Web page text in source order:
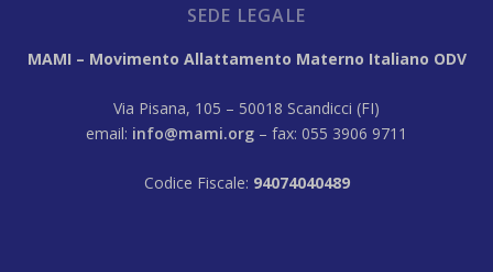
SEDE LEGALE
MAMI – Movimento Allattamento Materno Italiano ODV
Via Pisana, 105 – 50018 Scandicci (FI)
email: info@mami.org – fax: 055 3906 9711
Codice Fiscale: 94074040489